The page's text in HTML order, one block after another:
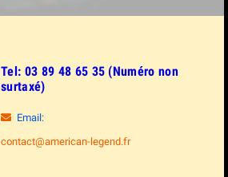
Tel: 03 89 48 65 35 (Numéro non
surtaxé)
Email:
contact@american-legend.fr